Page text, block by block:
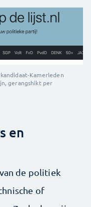
Kamerleden
gerangshikt per
en
de politiek
of